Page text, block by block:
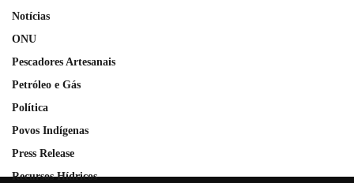
Notícias
ONU
Pescadores Artesanais
Petróleo e Gás
Política
Povos Indígenas
Press Release
Recursos Hídricos